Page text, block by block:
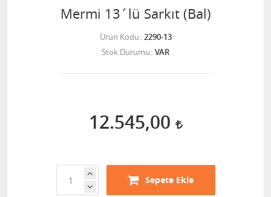
Mermi 13´lü Sarkıt (Bal)
Ürün Kodu 2290-13
Stok Durumu VAR
12.545,00
Sepete Ekle